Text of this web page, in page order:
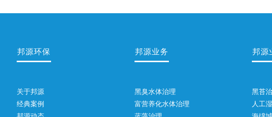
邦源环保
关于邦源
经典案例
邦源业务
黑臭水体治理
富营养化水体治理
邦源
黑苔
人工